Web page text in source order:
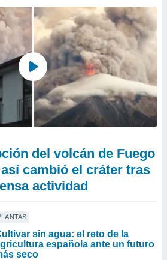
del volcán de Fuego
cambió el cráter tras
actividad
sin agua: el reto de la
española ante un futuro
seco